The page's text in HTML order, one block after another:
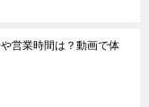
営業時間は？動画で体